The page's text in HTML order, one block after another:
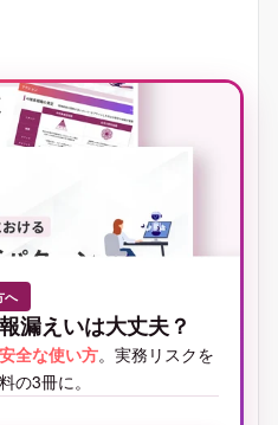
へ
漏えいは大丈夫？
全な使い方。実務リスクを
の3冊に。